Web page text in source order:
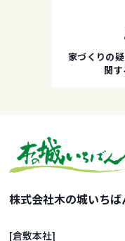
家づくりの
関
株式会社木の城いちば
[倉敷本社]